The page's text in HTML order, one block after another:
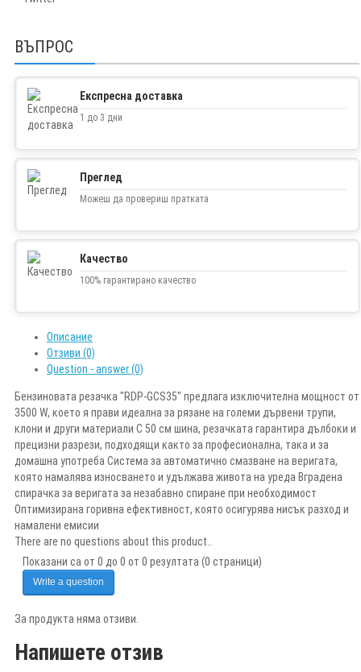
ВЪПРОС
Експресна доставка
1 до 3 дни
Преглед
Можеш да провериш пратката
Качество
100% гарантирано качество
Описание
Отзиви (0)
Question - answer (0)
Бензиновата резачка "RDP-GCS35" предлага изключителна мощност от
3500 W, което я прави идеална за рязане на големи дървени трупи,
клони и други материали С 50 см шина, резачката гарантира дълбоки и
прецизни разрези, подходящи както за професионална, така и за
домашна употреба Система за автоматично смазване на веригата,
която намалява износването и удължава живота на уреда Вградена
спирачка за веригата за незабавно спиране при необходимост
Оптимизирана горивна ефективност, която осигурява нисък разход и
намалени емисии
There are no questions about this product..
Показани са от 0 до 0 от 0 резултата (0 страници)
Write a question
За продукта няма отзиви.
Напишете отзив